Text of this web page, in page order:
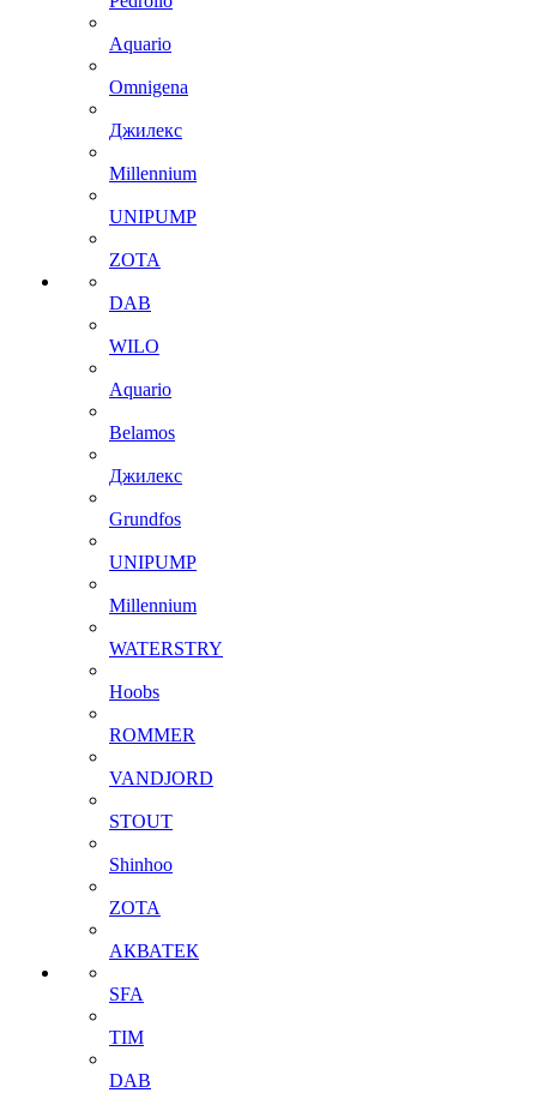
Aquario
Omnigena
Джилекс
Millennium
UNIPUMP
ZOTA
DAB
WILO
Aquario
Belamos
Джилекс
Grundfos
UNIPUMP
Millennium
WATERSTRY
Hoobs
ROMMER
VANDJORD
STOUT
Shinhoo
ZOTA
АКВАТЕК
SFA
TIM
DAB